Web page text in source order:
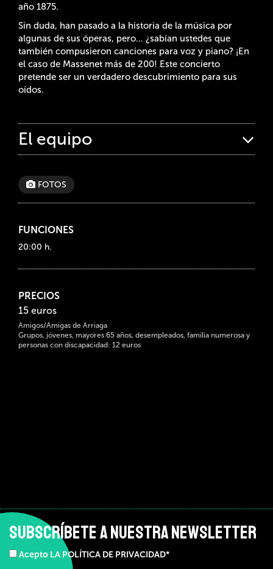
año 1875.
Sin duda, han pasado a la historia de la música por
algunas de sus óperas, pero… ¿sabían ustedes que
también compusieron canciones para voz y piano? ¡En
el caso de Massenet más de 200! Este concierto
pretende ser un verdadero descubrimiento para sus
oídos.
El equipo
FOTOS
FUNCIONES
20:00 h.
PRECIOS
15 euros
Amigos/Amigas de Arriaga
Grupos, jóvenes, mayores 65 años, desempleados, familia numerosa y
personas con discapacidad: 12 euros
SUBSCRÍBETE A NUESTRA NEWSLETTER
Acepto LA POLÍTICA DE PRIVACIDAD*